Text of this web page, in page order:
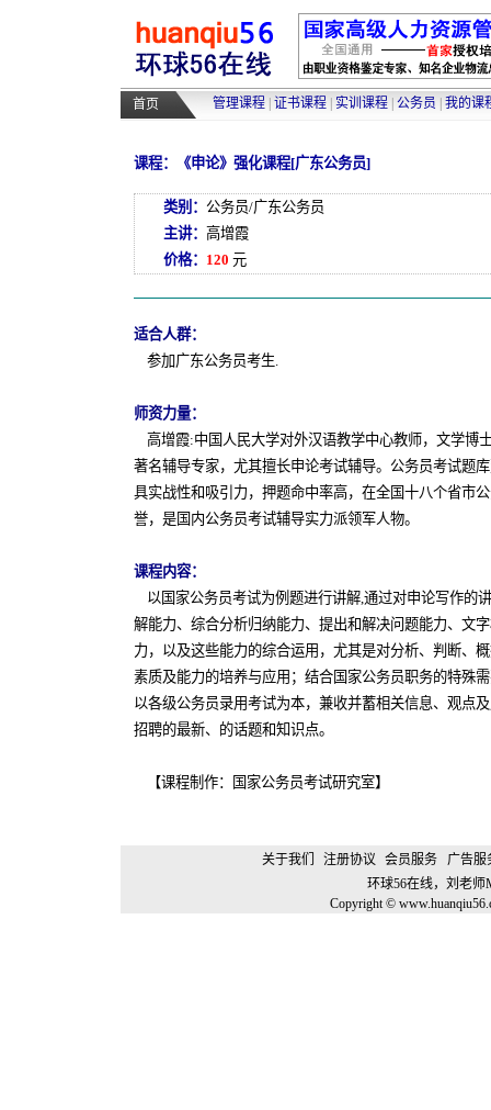
首页 管理课程 证书课程 实训课程 公务员 我的课
课程：《申论》强化课程[广东公务员]
类别： 公务员/广东公务员
主讲： 高增霞
价格： 120 元
适合人群：
参加广东公务员考生.
师资力量：
高增霞:中国人民大学对外汉语教学中心教师，文学博
著名辅导专家，尤其擅长申论考试辅导。公务员考试题
具实战性和吸引力，押题命中率高，在全国十八个省市
誉，是国内公务员考试辅导实力派领军人物。
课程内容：
以国家公务员考试为例题进行讲解,通过对申论写作的
解能力、综合分析归纳能力、提出和解决问题能力、文
力，以及这些能力的综合运用，尤其是对分析、判断、
素质及能力的培养与应用；结合国家公务员职务的特殊
以各级公务员录用考试为本，兼收并蓄相关信息、观点
招聘的最新、的话题和知识点。
【课程制作：国家公务员考试研究室】
关于我们 注册协议 会员服务
广告服
环球56在线，刘老
Copyright ©